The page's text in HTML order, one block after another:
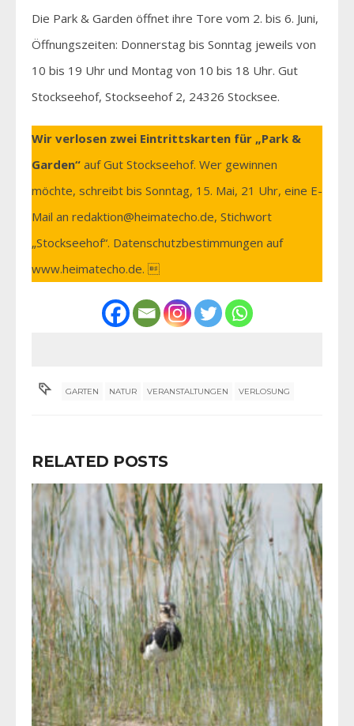
Die Park & Garden öffnet ihre Tore vom 2. bis 6. Juni,
Öffnungszeiten: Donnerstag bis Sonntag jeweils von
10 bis 19 Uhr und Montag von 10 bis 18 Uhr. Gut
Stockseehof, Stockseehof 2, 24326 Stocksee.
Wir verlosen zwei Eintrittskarten für „Park &
Garden“ auf Gut Stockseehof. Wer gewinnen
möchte, schreibt bis Sonntag, 15. Mai, 21 Uhr, eine E-
Mail an redaktion@heimatecho.de, Stichwort
„Stockseehof“. Datenschutzbestimmungen auf
www.heimatecho.de. 
GARTEN NATUR VERANSTALTUNGEN VERLOSUNG
RELATED POSTS